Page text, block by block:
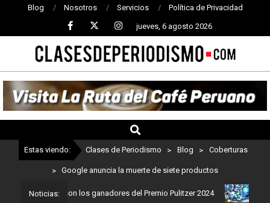
Blog Nosotros Servicios Política de Privacidad
jueves, 6 agosto 2026
CLASES
DE
PERIODISMO
Estas viendo: Clases de Periodismo > Blog > Coberturas
> Google anuncia la muerte de siete productos
Noticias:
Estos son los ganadores del Premio Pulitzer 2024